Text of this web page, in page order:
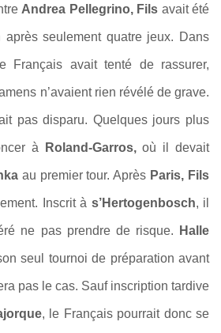
Andrea Pellegrino, Fils avait été
après seulement quatre jeux. Dans
Français avait tenté de rassurer,
n’avaient rien révélé de grave.
pas disparu. Quelques jours plus
à Roland-Garros,où il devait
au premier tour. Après Paris, Fils
Inscrit à s’Hertogenbosch, il
ne pas prendre de risque. Halle
seul tournoi de préparation avant
pas le cas. Sauf inscription tardive
, le Français pourrait donc se